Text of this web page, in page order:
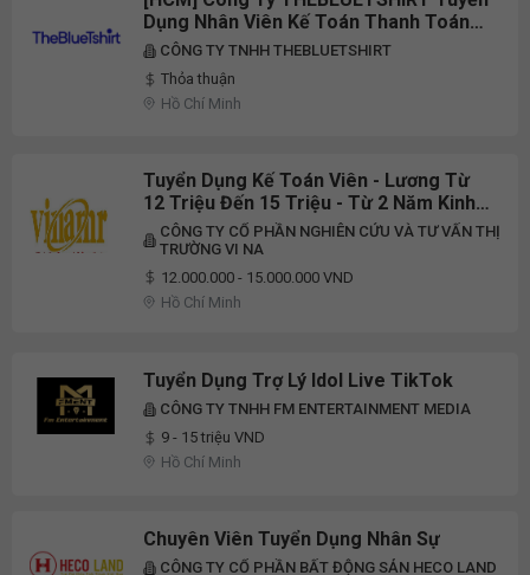
Dụng Nhân Viên Kế Toán Thanh Toán
Full-Time 2026
CÔNG TY TNHH THEBLUETSHIRT
Thỏa thuận
Hồ Chí Minh
Tuyển Dụng Kế Toán Viên - Lương Từ
12 Triệu Đến 15 Triệu - Từ 2 Năm Kinh
Nghiệm
CÔNG TY CỔ PHẦN NGHIÊN CỨU VÀ TƯ VẤN THỊ
TRƯỜNG VI NA
12.000.000 - 15.000.000 VND
Hồ Chí Minh
Tuyển Dụng Trợ Lý Idol Live TikTok
CÔNG TY TNHH FM ENTERTAINMENT MEDIA
9 - 15 triệu VND
Hồ Chí Minh
Chuyên Viên Tuyển Dụng Nhân Sự
CÔNG TY CỔ PHẦN BẤT ĐỘNG SẢN HECO LAND